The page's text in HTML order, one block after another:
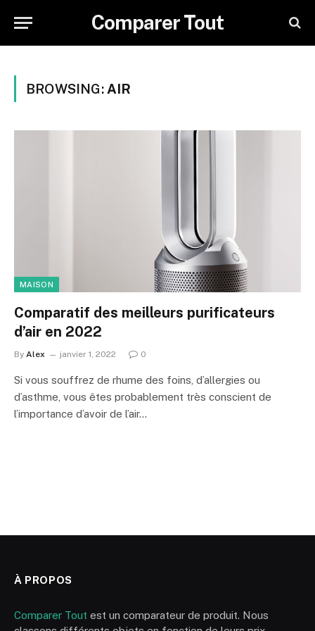
Comparer Tout
BROWSING: AIR
MAISON
Comparatif des meilleurs purificateurs
d’air en 2022
By Alex janvier 1, 2022 0
Si vous souffrez de rhume des foins, d’allergies ou
d’asthme, vous êtes probablement très conscient de
l’importance d’avoir de l’air…
À PROPOS
Comparer Tout est un comparateur de produit. Nous